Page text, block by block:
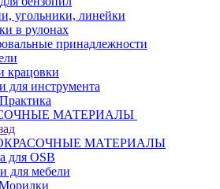
угольники, линейки
в рулонах
принадлежности
крацовки
для инструмента
МАТЕРИАЛЫ
МАТЕРИАЛЫ
для OSB
для мебели